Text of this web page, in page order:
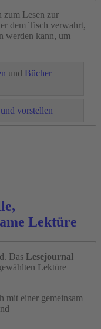
zum Lesen zur
dem Tisch verwahrt,
werden kann, um
und Bücher
vorstellen
Lektüre
Das Lesejournal
Lektüre
mit einer gemeinsam